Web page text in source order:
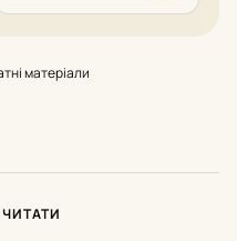
матеріали
ЧИТАТИ